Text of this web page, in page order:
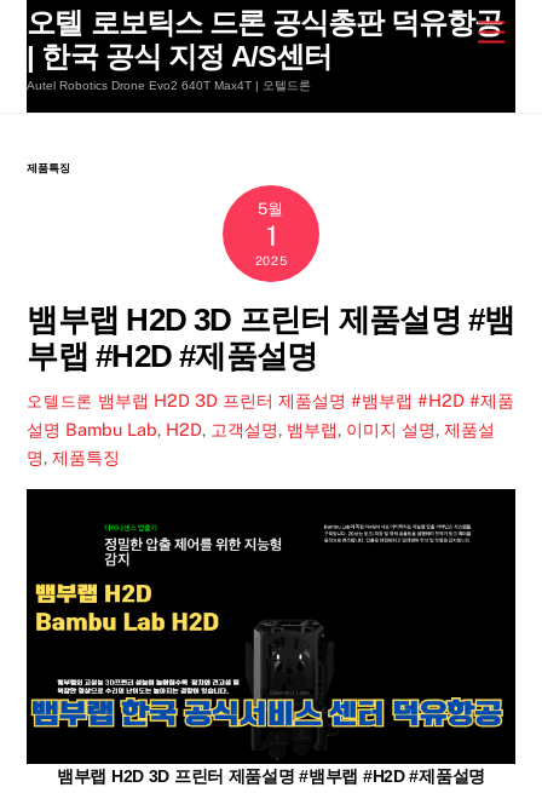
Skip
content
오텔 로보틱스 드론 공식총판 덕유항공
| 한국 공식 지정 A/S센터
Autel Robotics Drone Evo2 640T Max4T | 오텔드론
제품특징
5월
1
2025
뱀부랩 H2D 3D 프린터 제품설명 #뱀
부랩 #H2D #제품설명
오텔드론 뱀부랩 H2D 3D 프린터 제품설명 #뱀부랩 #H2D #제품
설명 Bambu Lab, H2D, 고객설명, 뱀부랩, 이미지 설명,제품설
명,제품특징
뱀부랩 H2D 3D 프린터 제품설명 #뱀부랩 #H2D #제품설명